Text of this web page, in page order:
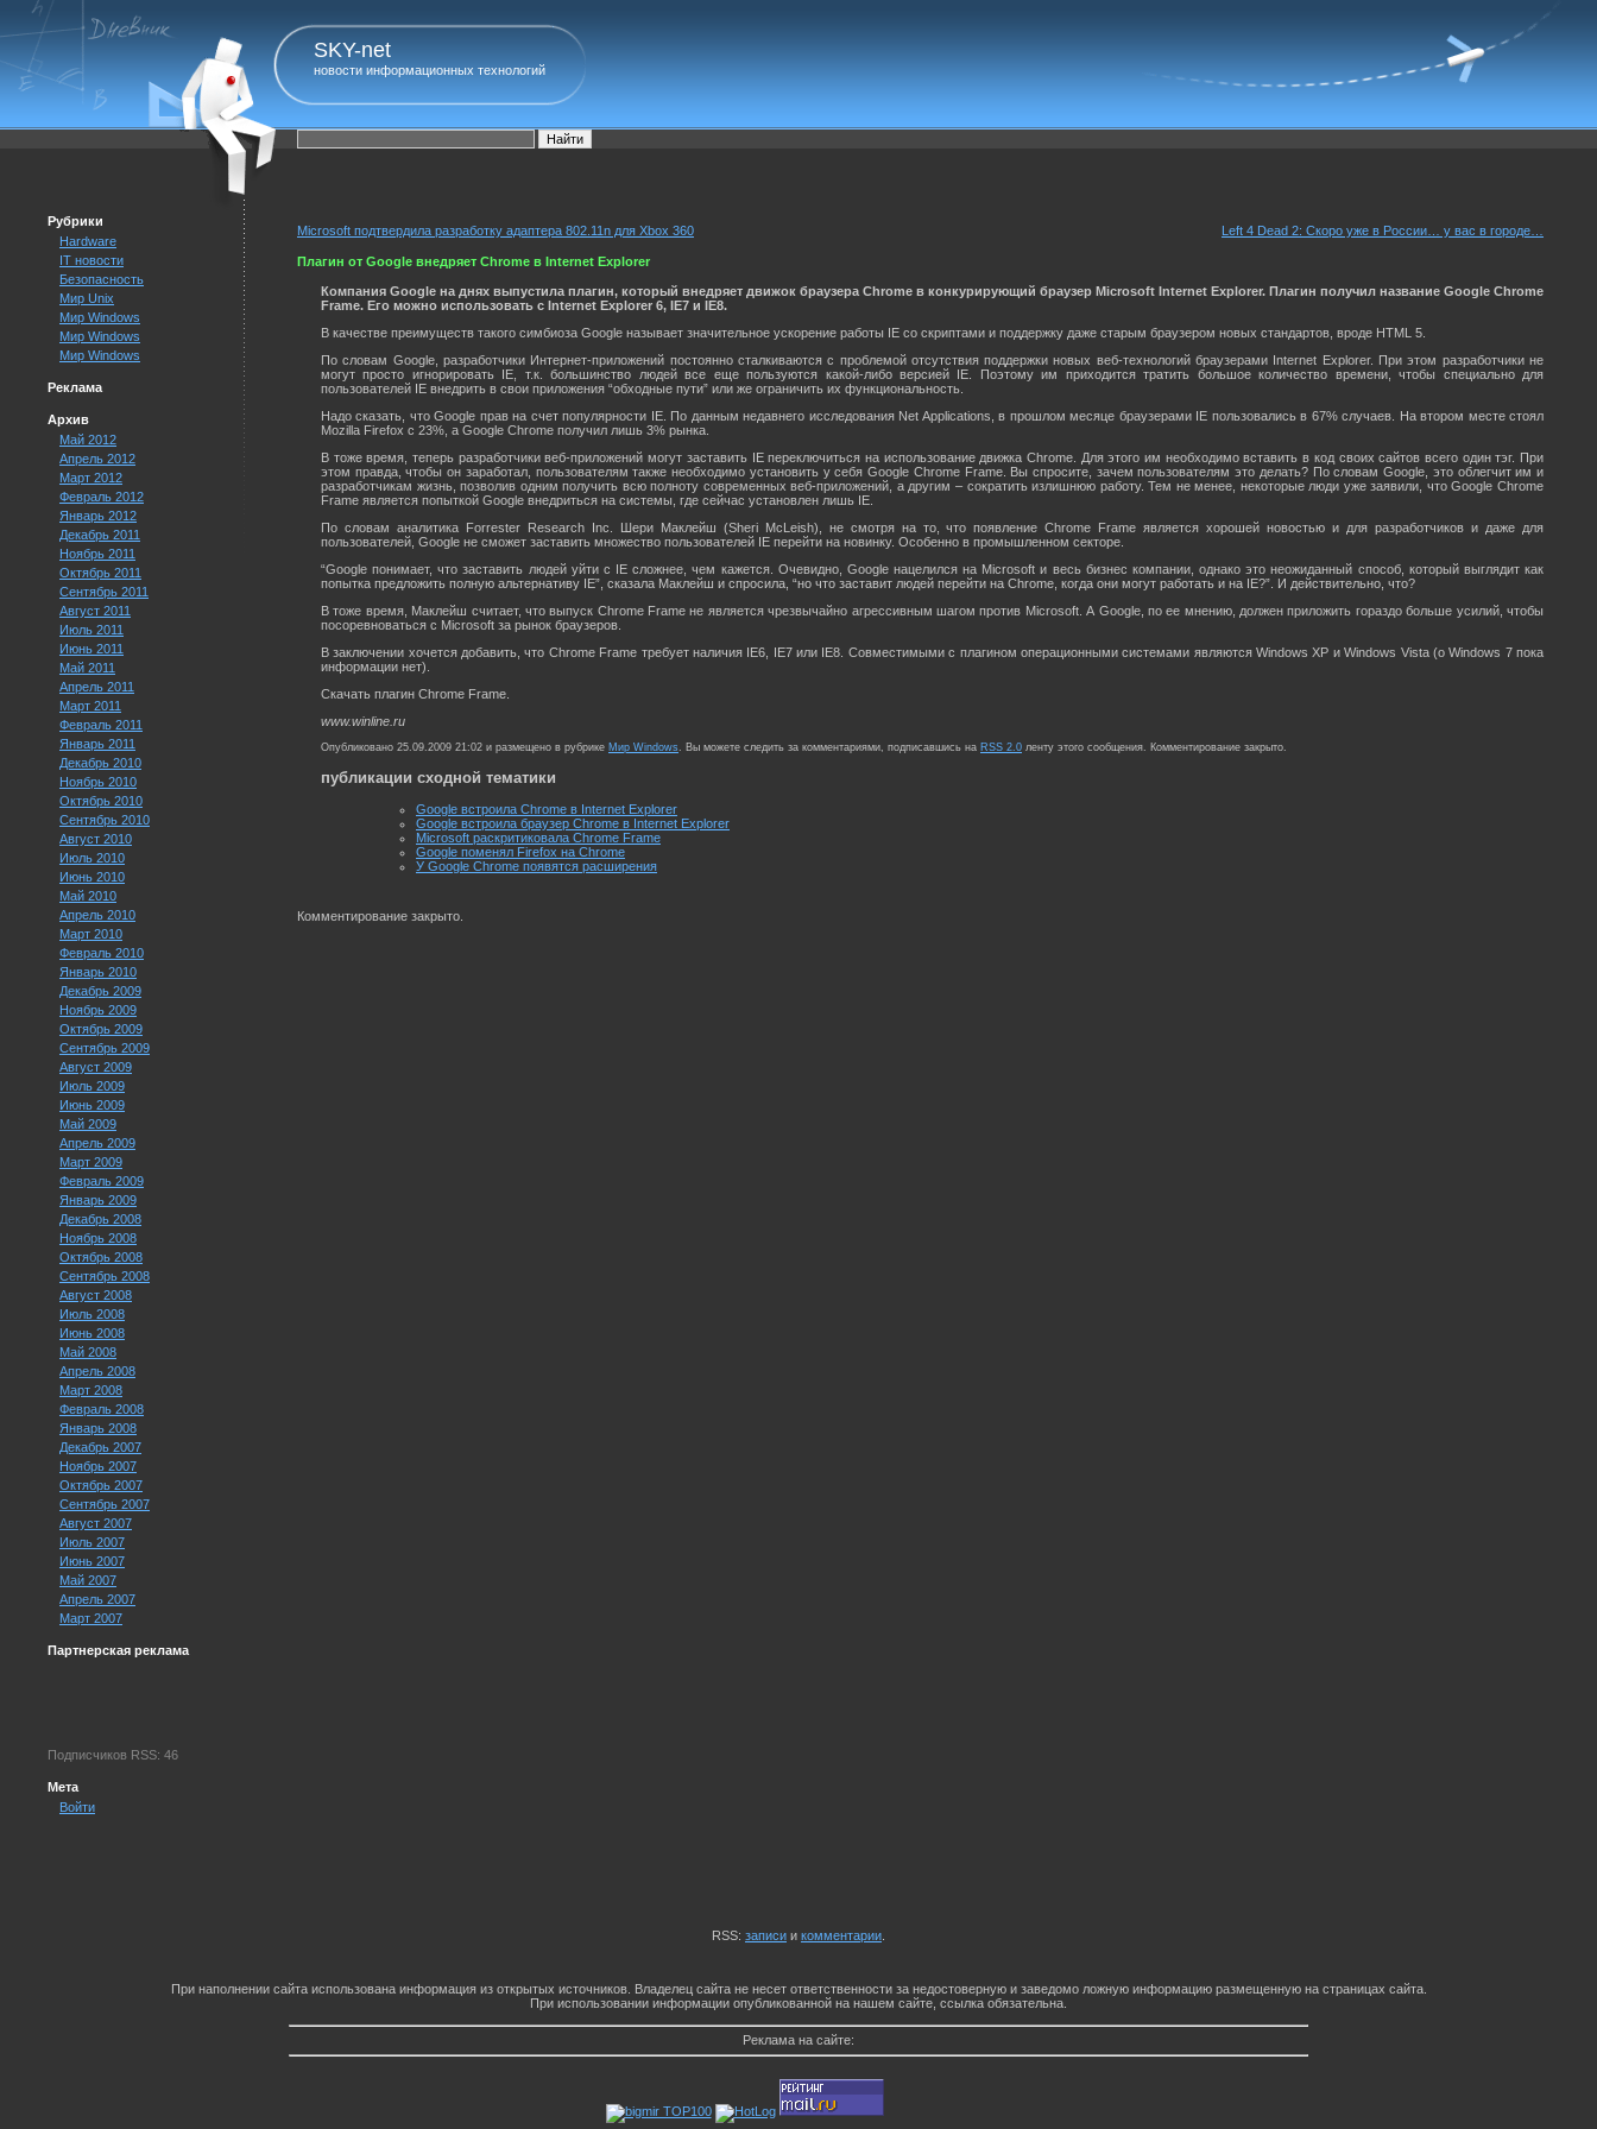
SKY-net
новости информационных технологий
Рубрики
Hardware
IT новости
Безопасность
Мир Unix
Мир Windows
Мир Windows
Мир Windows
Реклама
Архив
Май 2012
Апрель 2012
Март 2012
Февраль 2012
Январь 2012
Декабрь 2011
Ноябрь 2011
Октябрь 2011
Сентябрь 2011
Август 2011
Июль 2011
Июнь 2011
Май 2011
Апрель 2011
Март 2011
Февраль 2011
Январь 2011
Декабрь 2010
Ноябрь 2010
Октябрь 2010
Сентябрь 2010
Август 2010
Июль 2010
Июнь 2010
Май 2010
Апрель 2010
Март 2010
Февраль 2010
Январь 2010
Декабрь 2009
Ноябрь 2009
Октябрь 2009
Сентябрь 2009
Август 2009
Июль 2009
Июнь 2009
Май 2009
Апрель 2009
Март 2009
Февраль 2009
Январь 2009
Декабрь 2008
Ноябрь 2008
Октябрь 2008
Сентябрь 2008
Август 2008
Июль 2008
Июнь 2008
Май 2008
Апрель 2008
Март 2008
Февраль 2008
Январь 2008
Декабрь 2007
Ноябрь 2007
Октябрь 2007
Сентябрь 2007
Август 2007
Июль 2007
Июнь 2007
Май 2007
Апрель 2007
Март 2007
Партнерская реклама
Подписчиков RSS: 46
Мета
Войти
Microsoft подтвердила разработку адаптера 802.11n для Xbox 360 Left 4 Dead 2: Скоро уже в России… у вас в городе…
Плагин от Google внедряет Chrome в Internet Explorer
Компания Google на днях выпустила плагин, который внедряет движок браузера Chrome в конкурирующий браузер Microsoft Internet Explorer. Плагин получил название Google Chrome
Frame. Его можно использовать с Internet Explorer 6, IE7 и IE8.
В качестве преимуществ такого симбиоза Google называет значительное ускорение работы IE со скриптами и поддержку даже старым браузером новых стандартов, вроде HTML 5.
По словам Google, разработчики Интернет-приложений постоянно сталкиваются с проблемой отсутствия поддержки новых веб-технологий браузерами Internet Explorer. При этом разработчики не
могут просто игнорировать IE, т.к. большинство людей все еще пользуются какой-либо версией IE. Поэтому им приходится тратить большое количество времени, чтобы специально для
пользователей IE внедрить в свои приложения “обходные пути” или же ограничить их функциональность.
Надо сказать, что Google прав на счет популярности IE. По данным недавнего исследования Net Applications, в прошлом месяце браузерами IE пользовались в 67% случаев. На втором месте стоял
Mozilla Firefox с 23%, а Google Chrome получил лишь 3% рынка.
В тоже время, теперь разработчики веб-приложений могут заставить IE переключиться на использование движка Chrome. Для этого им необходимо вставить в код своих сайтов всего один тэг. При
этом правда, чтобы он заработал, пользователям также необходимо установить у себя Google Chrome Frame. Вы спросите, зачем пользователям это делать? По словам Google, это облегчит им и
разработчикам жизнь, позволив одним получить всю полноту современных веб-приложений, а другим – сократить излишнюю работу. Тем не менее, некоторые люди уже заявили, что Google Chrome
Frame является попыткой Google внедриться на системы, где сейчас установлен лишь IE.
По словам аналитика Forrester Research Inc. Шери Маклейш (Sheri McLeish), не смотря на то, что появление Chrome Frame является хорошей новостью и для разработчиков и даже для
пользователей, Google не сможет заставить множество пользователей IE перейти на новинку. Особенно в промышленном секторе.
“Google понимает, что заставить людей уйти с IE сложнее, чем кажется. Очевидно, Google нацелился на Microsoft и весь бизнес компании, однако это неожиданный способ, который выглядит как
попытка предложить полную альтернативу IE”, сказала Маклейш и спросила, “но что заставит людей перейти на Chrome, когда они могут работать и на IE?”. И действительно, что?
В тоже время, Маклейш считает, что выпуск Chrome Frame не является чрезвычайно агрессивным шагом против Microsoft. А Google, по ее мнению, должен приложить гораздо больше усилий, чтобы
посоревноваться с Microsoft за рынок браузеров.
В заключении хочется добавить, что Chrome Frame требует наличия IE6, IE7 или IE8. Совместимыми с плагином операционными системами являются Windows XP и Windows Vista (о Windows 7 пока
информации нет).
Скачать плагин Chrome Frame.
www.winline.ru
Опубликовано 25.09.2009 21:02 и размещено в рубрике Мир Windows. Вы можете следить за комментариями, подписавшись на RSS 2.0 ленту этого сообщения. Комментирование закрыто.
публикации сходной тематики
Google встроила Chrome в Internet Explorer
Google встроила браузер Chrome в Internet Explorer
Microsoft раскритиковала Chrome Frame
Google поменял Firefox на Chrome
У Google Chrome появятся расширения
Комментирование закрыто.
RSS: записи и комментарии
При наполнении сайта использована информация из открытых источников. Владелец сайта не несет ответственности за недостоверную и заведомо ложную информацию размещенную на страницах сайта.
При использовании информации опубликованной на нашем сайте, ссылка обязательна.
Реклама на сайте: